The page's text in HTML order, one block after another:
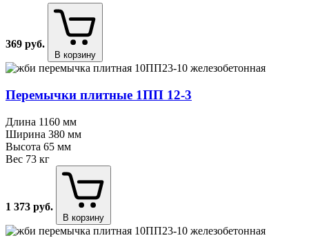
369 руб.
В корзину
Перемычки плитные 1ПП 12⁠-⁠3
Длина 1160 мм
Ширина 380 мм
Высота 65 мм
Вес 73 кг
1 373 руб.
В корзину